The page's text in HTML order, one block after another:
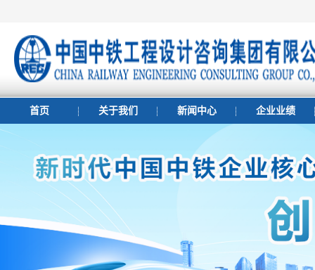
首页 关于我们 新闻中心 企业业绩